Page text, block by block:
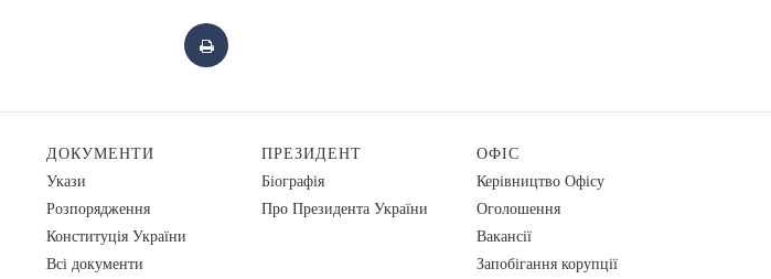
ДОКУМЕНТИ
Укази
Розпорядження
Конституція України
Всі документи
ПРЕЗИДЕНТ
Біографія
Про Президента України
ОФІС
Керівництво Офісу
Оголошення
Вакансії
Запобігання корупції